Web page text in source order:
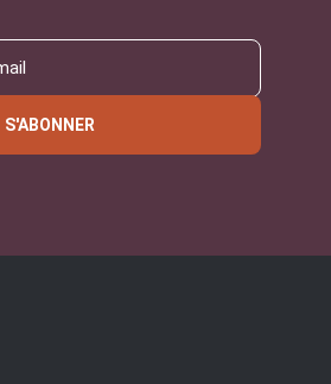
S'ABONNER